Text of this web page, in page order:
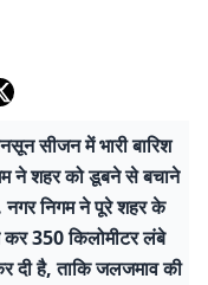
सीजन में भारी बारिश
ने शहर को डूबने से बचाने
नगर निगम ने पूरे शहर के
कर 350 किलोमीटर लंबे
दी है, ताकि जलजमाव की